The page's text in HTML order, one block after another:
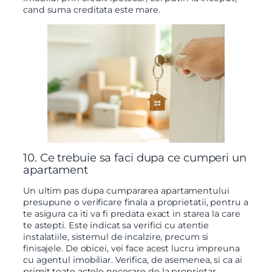
cand suma creditata este mare.
10. Ce trebuie sa faci dupa ce cumperi un
apartament
Un ultim pas dupa cumpararea apartamentului
presupune o verificare finala a proprietatii, pentru a
te asigura ca iti va fi predata exact in starea la care
te astepti. Este indicat sa verifici cu atentie
instalatiile, sistemul de incalzire, precum si
finisajele. De obicei, vei face acest lucru impreuna
cu agentul imobiliar. Verifica, de asemenea, si ca ai